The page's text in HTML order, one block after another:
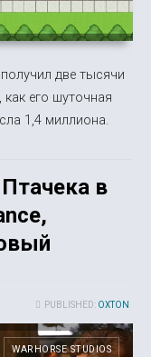
две тысячи
его шуточная
1,4 миллиона.
в
PUBLISHED: OXTON
WARHORSE STUDIOS